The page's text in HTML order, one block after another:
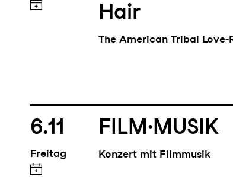
Hair
The American Tribal Love-
6.11
Freitag
FILM·MUSIK
Konzert mit Filmmusik